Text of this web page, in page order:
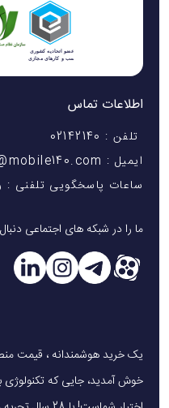
اطلاعات تماس
تلفن : 02142140
ایمیل : support@mobile140.com
ساعات پاسخگویی تلفنی :
ما را در شبکه های اجتماعی
خوش آمدید، جایی که تکنولوژی